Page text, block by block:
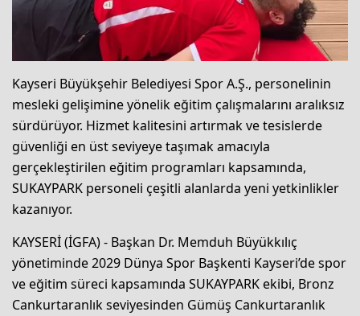
Kayseri Büyükşehir Belediyesi Spor A.Ş., personelinin
mesleki gelişimine yönelik eğitim çalışmalarını aralıksız
sürdürüyor. Hizmet kalitesini artırmak ve tesislerde
güvenliği en üst seviyeye taşımak amacıyla
gerçekleştirilen eğitim programları kapsamında,
SUKAYPARK personeli çeşitli alanlarda yeni yetkinlikler
kazanıyor.
KAYSERİ (İGFA) - Başkan Dr. Memduh Büyükkılıç
yönetiminde 2029 Dünya Spor Başkenti Kayseri’de spor
ve eğitim süreci kapsamında SUKAYPARK ekibi, Bronz
Cankurtaranlık seviyesinden Gümüş Cankurtaranlık